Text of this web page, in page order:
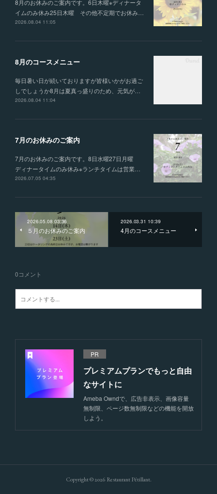
8月のお休みのご案内です。6日木曜※ディナータ
イムのみ休み25日木曜 その他不定期でお休み…
2026.08.04 11:05
8月のコースメニュー
毎日暑い日が続いておりますが皆様いかがお過ご
しでしょうか8月は夏真っ盛りのため、元気が…
2026.08.04 11:04
7月のお休みのご案内
7月のお休みのご案内です。8日水曜27日月曜
ディナータイムのみ休み※ランチタイムは営業…
2026.07.05 04:35
2026.05.08 03:36
５月のお休みのご案内
2026.03.31 10:39
4月のコースメニュー
0コメント
PR
プレミアムプランでもっと自由
なサイトに
Ameba Owndで、広告非表示、画像容量
無制限、ページ数無制限などの機能を開放
しよう。
Copyright ©2026 Restaurant Pétillant.